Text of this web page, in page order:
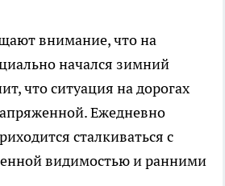
внимание, что на
начался зимний
что ситуация на дорогах
Ежедневно
сталкиваться с
видимостью и ранними